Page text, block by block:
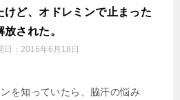
けど、オドレミンで止まった
された。
日： 2016年6月18日
を知っていたら、脇汗の悩み